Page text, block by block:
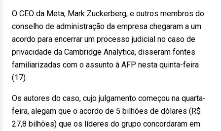
O CEO da Meta, Mark Zuckerberg, e outros membros do
conselho de administração da empresa chegaram a um
acordo para encerrar um processo judicial no caso de
privacidade da Cambridge Analytica, disseram fontes
familiarizadas com o assunto à AFP nesta quinta-feira
(17).
Os autores do caso, cujo julgamento começou na quarta-
feira, alegam que o acordo de 5 bilhões de dólares (R$
27,8 bilhões) que os líderes do grupo concordaram em